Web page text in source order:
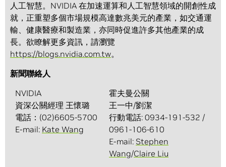
人工智慧。NVIDIA 在加速運算和人工智慧領域的開創性成
就，正重塑多個市場規模高達數兆美元的產業，如交通運
輸、健康醫療和製造業，亦同時促進許多其他產業的成
長。欲瞭解更多資訊，請瀏覽
https://blogs.nvidia.com.tw。
新聞聯絡人
NVIDIA
資深公關經理 王懷璐
電話：(02)6605-5700
E-mail: Kate Wang
霍夫曼公關
王一中/劉潔
行動電話: 0934-191-532 /
0961-106-610
E-mail: Stephen
Wang/Claire Liu